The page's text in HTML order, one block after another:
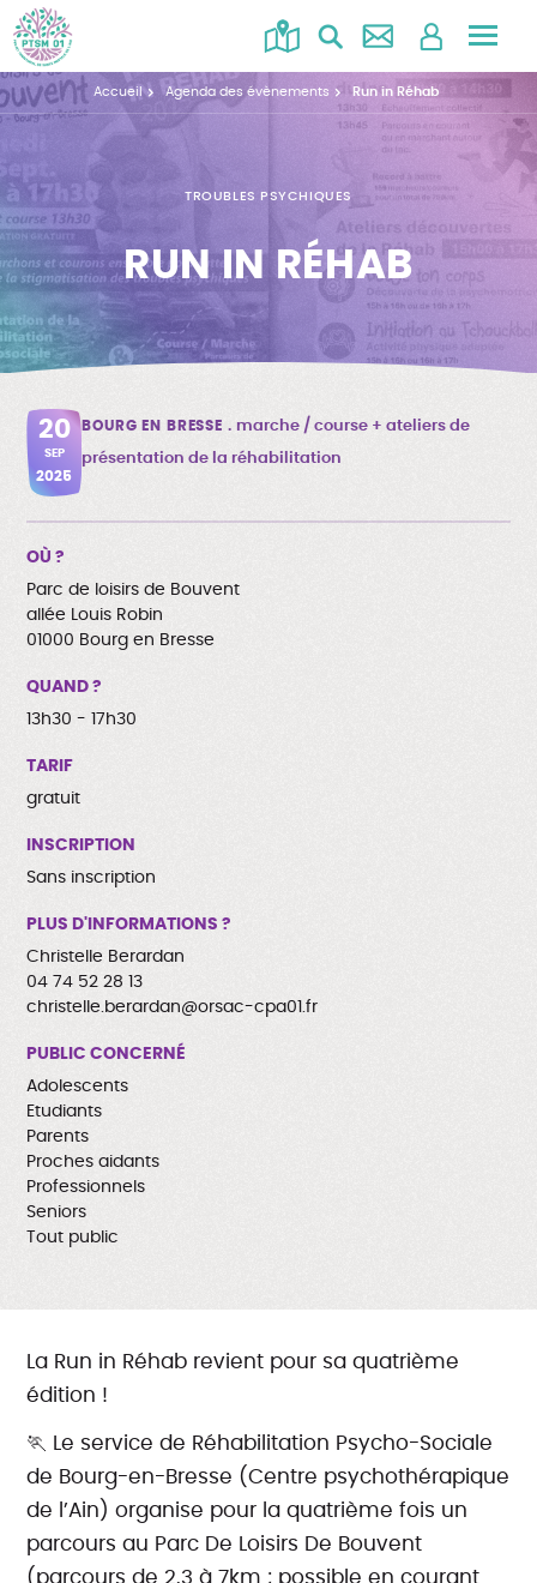
au
menu
Accueil Agenda des évènements Run in Réhab
TROUBLES PSYCHIQUES
RUN IN RÉHAB
20
SEP
2025
BOURG EN BRESSE marche / course + ateliers de
présentation de la réhabilitation
OÙ ?
Parc de loisirs de Bouvent
allée Louis Robin
01000 Bourg en Bresse
QUAND ?
13h30 - 17h30
TARIF
gratuit
INSCRIPTION
Sans inscription
PLUS D'INFORMATIONS ?
Christelle Berardan
04 74 52 28 13
christelle.berardan@orsac-cpa01.fr
PUBLIC CONCERNÉ
Adolescents
Etudiants
Parents
Proches aidants
Professionnels
Seniors
Tout public
La Run in Réhab revient pour sa quatrième
édition !
🏃 Le service de Réhabilitation Psycho-Sociale
de Bourg-en-Bresse (Centre psychothérapique
de l’Ain) organise pour la quatrième fois un
parcours au Parc De Loisirs De Bouvent
(parcours de 2.3 à 7km ; possible en courant